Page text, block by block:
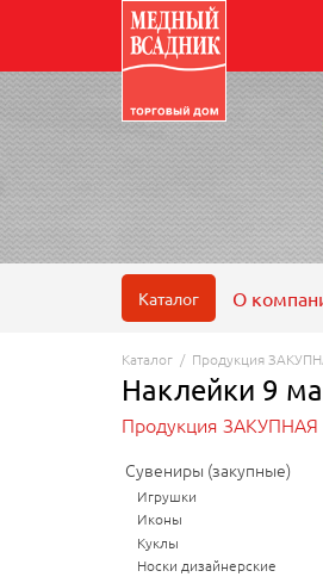
Каталог О
Каталог / Продукция
Наклейки 9
Продукция ЗАКУПНАЯ
Сувениры (закупные)
Игрушки
Иконы
Куклы
Носки дизайнерские